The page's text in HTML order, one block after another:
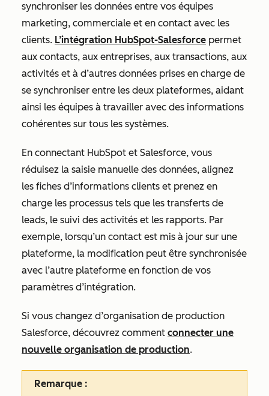
synchroniser les données entre vos équipes
marketing, commerciale et en contact avec les
clients. L’intégration HubSpot-Salesforce permet
aux contacts, aux entreprises, aux transactions, aux
activités et à d’autres données prises en charge de
se synchroniser entre les deux plateformes, aidant
ainsi les équipes à travailler avec des informations
cohérentes sur tous les systèmes.
En connectant HubSpot et Salesforce, vous
réduisez la saisie manuelle des données, alignez
les fiches d’informations clients et prenez en
charge les processus tels que les transferts de
leads, le suivi des activités et les rapports. Par
exemple, lorsqu’un contact est mis à jour sur une
plateforme, la modification peut être synchronisée
avec l’autre plateforme en fonction de vos
paramètres d’intégration.
Si vous changez d’organisation de production
Salesforce, découvrez comment connecter une
nouvelle organisation de production.
Remarque :